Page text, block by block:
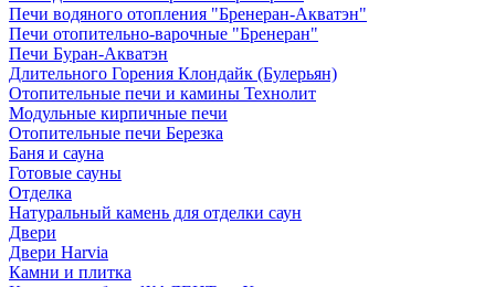
Печи водяного отопления "Бренеран-Акватэн"
Печи отопительно-варочные "Бренеран"
Печи Буран-Акватэн
Длительного Горения Клондайк (Булерьян)
Отопительные печи и камины Технолит
Модульные кирпичные печи
Отопительные печи Березка
Баня и сауна
Готовые сауны
Отделка
Натуральный камень для отделки саун
Двери
Двери Harvia
Камни и плитка